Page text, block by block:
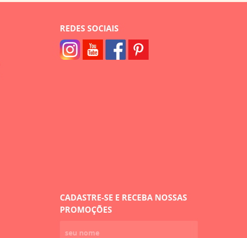
REDES SOCIAIS
CADASTRE-SE E RECEBA NOSSAS
PROMOÇÕES